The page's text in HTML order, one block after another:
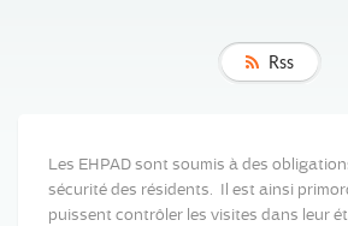
Rss
Les EHPAD sont soumis à des
sécurité des résidents. Il est ainsi
puissent contrôler les visites dans leur